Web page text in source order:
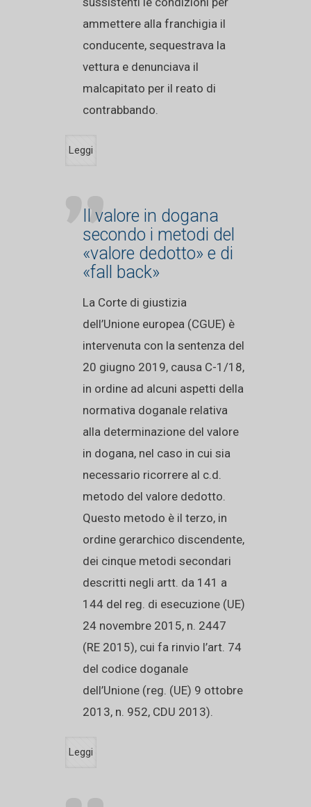
ammettere alla franchigia il
conducente, sequestrava la
vettura e denunciava il
malcapitato per il reato di
contrabbando.
Leggi
Il valore in dogana
secondo i metodi del
«valore dedotto» e di
«fall back»
La Corte di giustizia
dell’Unione europea (CGUE) è
intervenuta con la sentenza del
20 giugno 2019, causa C-1/18,
in ordine ad alcuni aspetti della
normativa doganale relativa
alla determinazione del valore
in dogana, nel caso in cui sia
necessario ricorrere al c.d.
metodo del valore dedotto.
Questo metodo è il terzo, in
ordine gerarchico discendente,
dei cinque metodi secondari
descritti negli artt. da 141 a
144 del reg. di esecuzione (UE)
24 novembre 2015, n. 2447
(RE 2015), cui fa rinvio l’art. 74
del codice doganale
dell’Unione (reg. (UE) 9 ottobre
2013, n. 952, CDU 2013).
Leggi